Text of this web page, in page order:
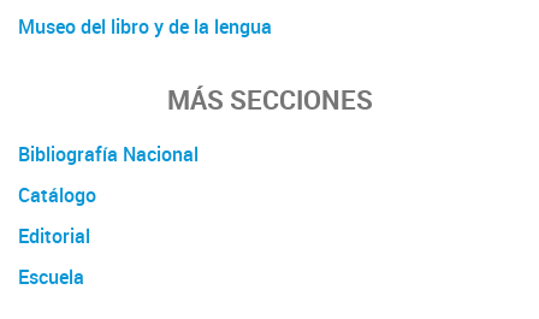
Museo del libro y de la lengua
MÁS SECCIONES
Bibliografía Nacional
Catálogo
Editorial
Escuela